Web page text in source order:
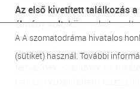
Az első kivetített találkozás
élmény volt,könnyeket csalt
ott vele szemben és
éreztem. Érdekes volt, hogy
fényesnek, szelídnek és
Lassan közelítettem hozzá,
A A szomatodráma hivatalos
(sütiket) használ. További